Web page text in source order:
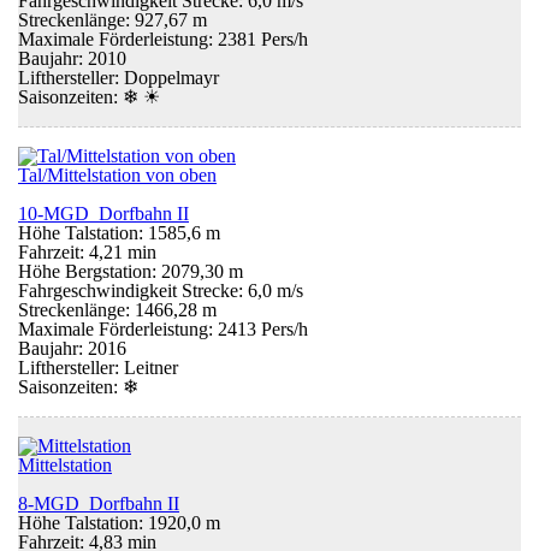
Streckenlänge: 927,67 m
Maximale Förderleistung: 2381 Pers/h
Baujahr: 2010
Lifthersteller: Doppelmayr
Saisonzeiten: ❄ ☀
Tal/Mittelstation von oben
10-MGD Dorfbahn II
Höhe Talstation: 1585,6 m
Fahrzeit: 4,21 min
Höhe Bergstation: 2079,30 m
Fahrgeschwindigkeit Strecke: 6,0 m/s
Streckenlänge: 1466,28 m
Maximale Förderleistung: 2413 Pers/h
Baujahr: 2016
Lifthersteller: Leitner
Saisonzeiten: ❄
Mittelstation
8-MGD Dorfbahn II
Höhe Talstation: 1920,0 m
Fahrzeit: 4,83 min